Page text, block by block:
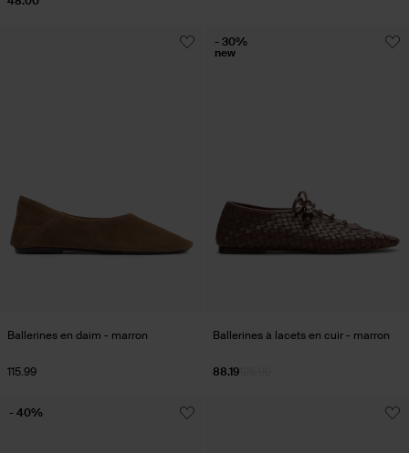
Ballerines en daim - marron
115.99
Ballerines à lacets en cuir - marron
88.19
- 30%
new
- 40%